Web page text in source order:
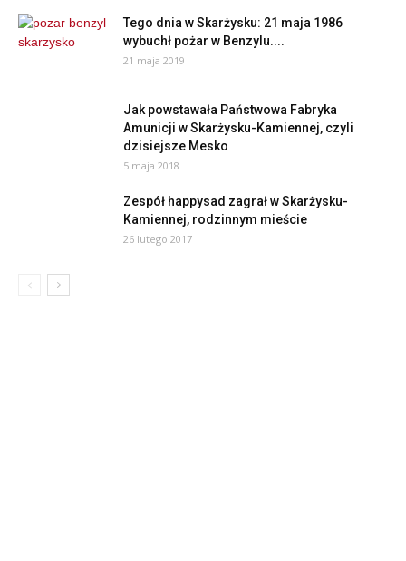
Tego dnia w Skarżysku: 21 maja 1986
wybuchł pożar w Benzylu....
21 maja 2019
Jak powstawała Państwowa Fabryka
Amunicji w Skarżysku-Kamiennej, czyli
dzisiejsze Mesko
5 maja 2018
Zespół happysad zagrał w Skarżysku-
Kamiennej, rodzinnym mieście
26 lutego 2017